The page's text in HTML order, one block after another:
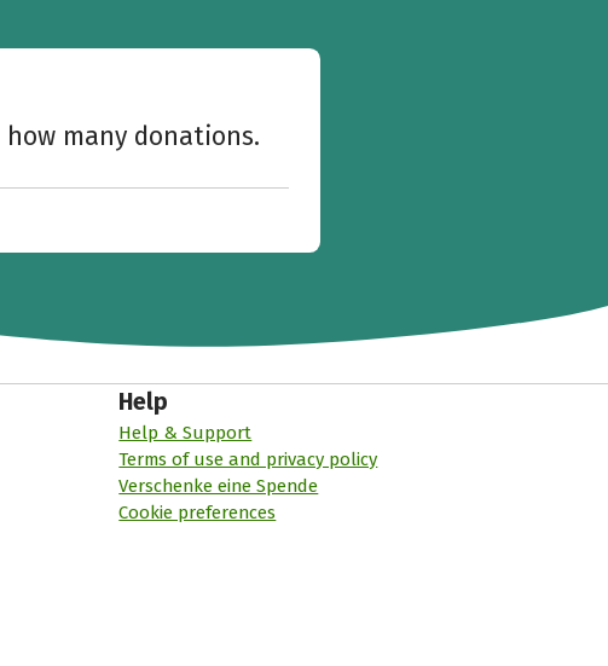
how many donations.
Help
Help & Support
Terms of use and privacy policy
Verschenke eine Spende
Cookie preferences